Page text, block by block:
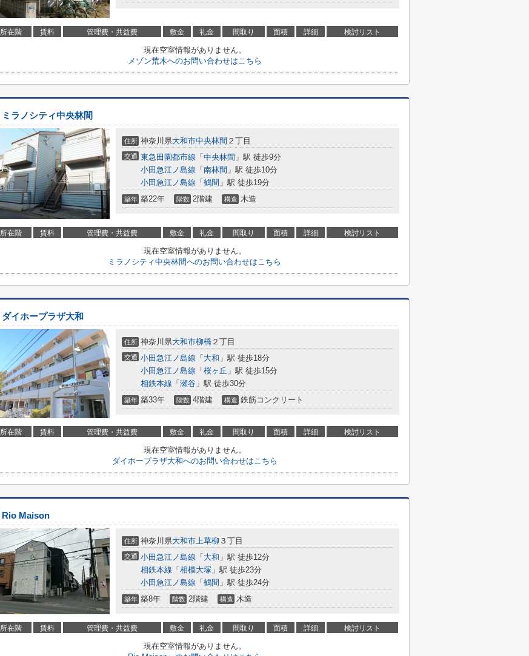
所在階 賃料 管理費・共益費 敷金 礼金 間取り 面積 詳細 検討リスト
現在空室情報がありません。
メゾン荒木へのお問い合わせはこちら
ミラノシティ中央林間
住所 神奈川県大和市中央林間 ２丁目
交通 東急田園都市線 「 中央林間 」駅 徒歩9分
小田急江ノ島線 「 南林間 」駅 徒歩10分
小田急江ノ島線 「 鶴間 」駅 徒歩19分
築年 築22年 階数 2階建 構造 木造
所在階 賃料 管理費・共益費 敷金 礼金 間取り 面積 詳細 検討リスト
現在空室情報がありません。
ミラノシティ中央林間へのお問い合わせはこちら
ダイホープラザ大和
住所 神奈川県大和市柳橋 ２丁目
交通 小田急江ノ島線 「 大和 」駅 徒歩18分
小田急江ノ島線 「 桜ヶ丘 」駅 徒歩15分
相鉄本線 「 瀬谷 」駅 徒歩30分
築年 築33年 階数 4階建 構造 鉄筋コンクリート
所在階 賃料 管理費・共益費 敷金 礼金 間取り 面積 詳細 検討リスト
現在空室情報がありません。
ダイホープラザ大和へのお問い合わせはこちら
Rio Maison
住所 神奈川県大和市上草柳 ３丁目
交通 小田急江ノ島線 「 大和 」駅 徒歩12分
相鉄本線 「 相模大塚 」駅 徒歩23分
小田急江ノ島線 「 鶴間 」駅 徒歩24分
築年 築8年 階数 2階建 構造 木造
所在階 賃料 管理費・共益費 敷金 礼金 間取り 面積 詳細 検討リスト
現在空室情報がありません。